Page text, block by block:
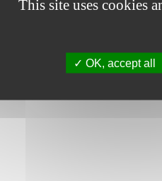
This site uses cookies
OK, accept all